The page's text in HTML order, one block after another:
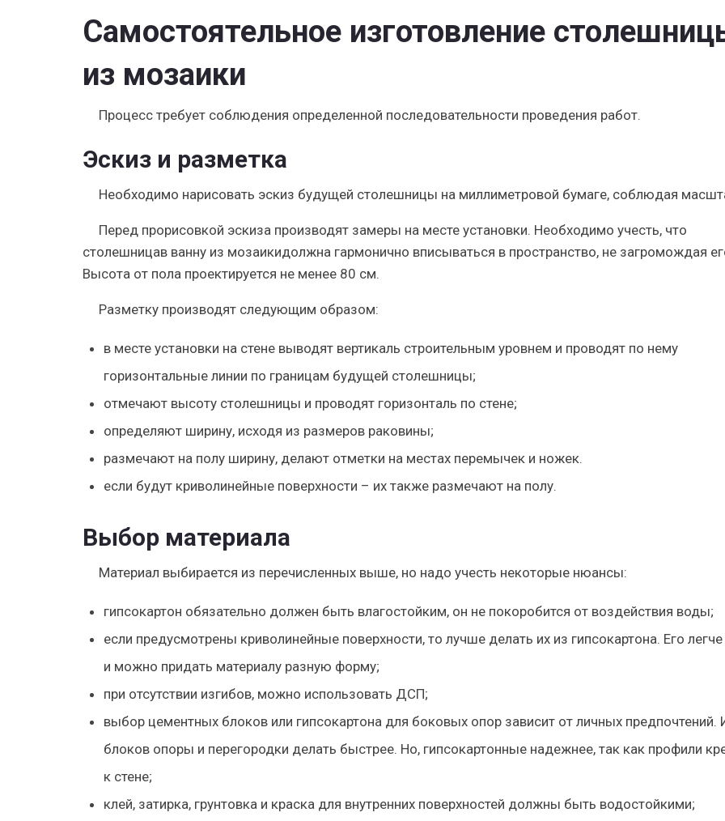
Самостоятельное изготовление
из мозаики
Процесс требует соблюдения определенной последовательности проведения работ.
Эскиз и разметка
Необходимо нарисовать эскиз будущей столешницы на миллиметровой бумаге, соблюдая
Перед прорисовкой эскиза производят замеры на месте установки. Необходимо учесть, что
столешницав ванну из мозаикидолжна гармонично вписываться в пространство, не загромождая
Высота от пола проектируется не менее 80 см.
Разметку производят следующим образом:
в месте установки на стене выводят вертикаль строительным уровнем и проводят по нему
горизонтальные линии по границам будущей столешницы;
отмечают высоту столешницы и проводят горизонталь по стене;
определяют ширину, исходя из размеров раковины;
размечают на полу ширину, делают отметки на местах перемычек и ножек.
если будут криволинейные поверхности – их также размечают на полу.
Выбор материала
Материал выбирается из перечисленных выше, но надо учесть некоторые нюансы:
гипсокартон обязательно должен быть влагостойким, он не покоробится от воздействия воды;
если предусмотрены криволинейные поверхности, то лучше делать их из гипсокартона. Его легче
и можно придать материалу разную форму;
при отсутствии изгибов, можно использовать ДСП;
выбор цементных блоков или гипсокартона для боковых опор зависит от личных предпочтений.
блоков опоры и перегородки делать быстрее. Но, гипсокартонные надежнее, так как профили
к стене;
клей, затирка, грунтовка и краска для внутренних поверхностей должны быть водостойкими;